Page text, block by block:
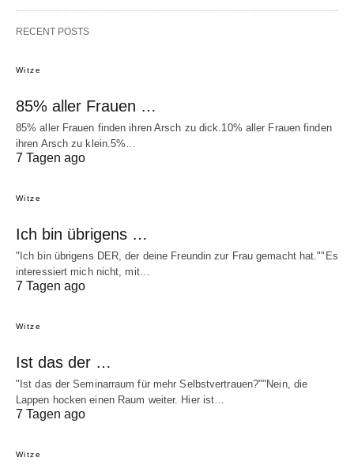
RECENT POSTS
Witze
85% aller Frauen …
85% aller Frauen finden ihren Arsch zu dick.10% aller Frauen finden
ihren Arsch zu klein.5%…
7 Tagen ago
Witze
Ich bin übrigens …
"Ich bin übrigens DER, der deine Freundin zur Frau gemacht hat.""Es
interessiert mich nicht, mit…
7 Tagen ago
Witze
Ist das der …
"Ist das der Seminarraum für mehr Selbstvertrauen?""Nein, die
Lappen hocken einen Raum weiter. Hier ist…
7 Tagen ago
Witze